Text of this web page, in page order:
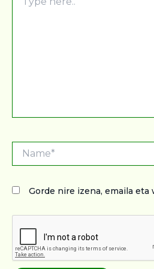
here..
Name*
Gorde nire izena, emaila